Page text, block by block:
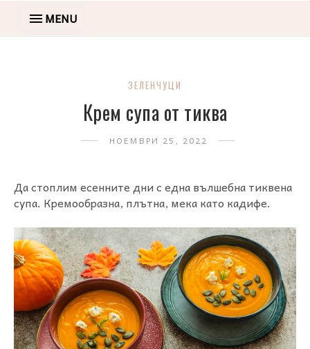
MENU
ЗЕЛЕНЧУЦИ
Крем супа от тиква
НОЕМВРИ 25, 2022
Да стоплим есенните дни с една вълшебна тиквена
супа. Кремообразна, плътна, мека като кадифе.